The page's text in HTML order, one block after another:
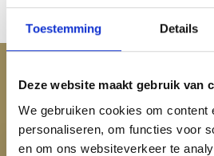
Toestemming Details
Deze website maakt gebruik van
We gebruiken cookies om content
personaliseren, om functies voor
en om ons websiteverkeer te
Delen
Maak je aankoop compleet